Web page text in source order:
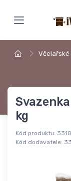
kg
Kód produktu:
Kód dodavatele: